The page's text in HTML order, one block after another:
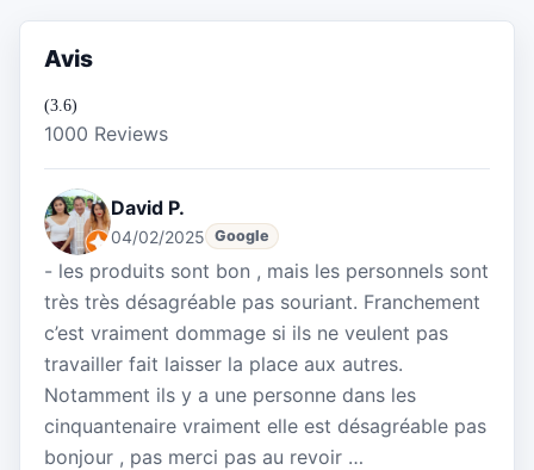
Avis
(3.6)
1000 Reviews
David P.
04/02/2025 Google
- les produits sont bon , mais les personnels sont
très très désagréable pas souriant. Franchement
c’est vraiment dommage si ils ne veulent pas
travailler fait laisser la place aux autres.
Notamment ils y a une personne dans les
cinquantenaire vraiment elle est désagréable pas
bonjour , pas merci pas au revoir …